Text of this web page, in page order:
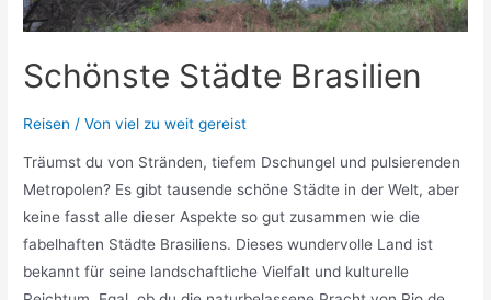
Schönste Städte Brasilien
Reisen / Vonviel zu weit gereist
Träumst du von Stränden, tiefem Dschungel und pulsierenden
Metropolen? Es gibt tausende schöne Städte in der Welt, aber
keine fasst alle dieser Aspekte so gut zusammen wie die
fabelhaften Städte Brasiliens. Dieses wundervolle Land ist
bekannt für seine landschaftliche Vielfalt und kulturelle